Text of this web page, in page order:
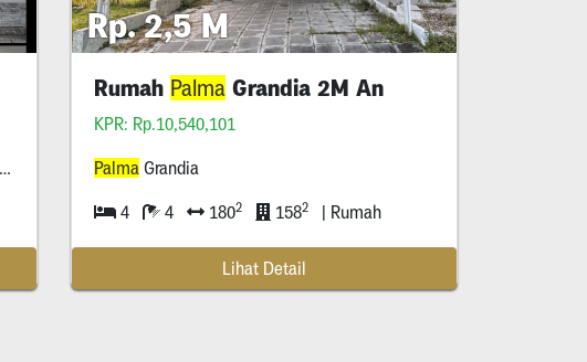
Rp. 2,5 M
Rumah Palma Grandia 2M An
KPR: Rp.10,540,101
Palma Grandia
4 4 1802 1582 | Rumah
Lihat Detail